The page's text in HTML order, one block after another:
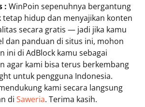
: WinPoin sepenuhnya bergantung
tetap hidup dan menyajikan konten
secara gratis — jadi jika kamu
dan panduan di situs ini, mohon
ini di AdBlock kamu sebagai
agar kami bisa terus berkembang
untuk pengguna Indonesia.
kami secara langsung
di Saweria. Terima kasih.